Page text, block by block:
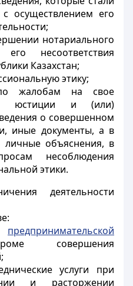
осуществлением его
нотариального
несоответствия
Казахстан;
этику;
жалобам на свое
юстиции и (или)
о совершенном
иные документы, а в
личные объяснения, в
несоблюдения
этики.
деятельности
предпринимательской
совершения
услуги при
и расторжении